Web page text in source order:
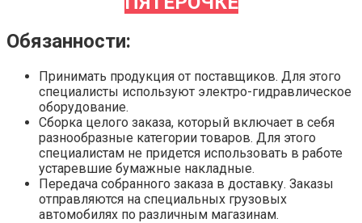
Обязанности:
Принимать продукция от поставщиков. Для этого
специалисты используют электро-гидравлическое
оборудование.
Сборка целого заказа, который включает в себя
разнообразные категории товаров. Для этого
специалистам не придется использовать в работе
устаревшие бумажные накладные.
Передача собранного заказа в доставку. Заказы
отправляются на специальных грузовых
автомобилях по различным магазинам.